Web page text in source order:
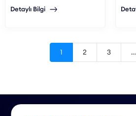
sipariş entegrasyonu
sağlayabilirsiniz.
Detaylı Bilgi
1 2 3 ...